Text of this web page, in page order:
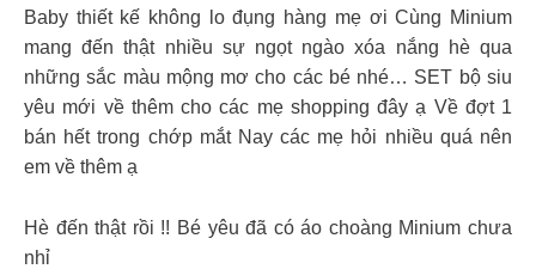
Baby thiết kế không lo đụng hàng mẹ ơi Cùng Minium
mang đến thật nhiều sự ngọt ngào xóa nắng hè qua
những sắc màu mộng mơ cho các bé nhé… SET bộ siu
yêu mới về thêm cho các mẹ shopping đây ạ Về đợt 1
bán hết trong chớp mắt Nay các mẹ hỏi nhiều quá nên
em về thêm ạ
Hè đến thật rồi !! Bé yêu đã có áo choàng Minium chưa
nhỉ